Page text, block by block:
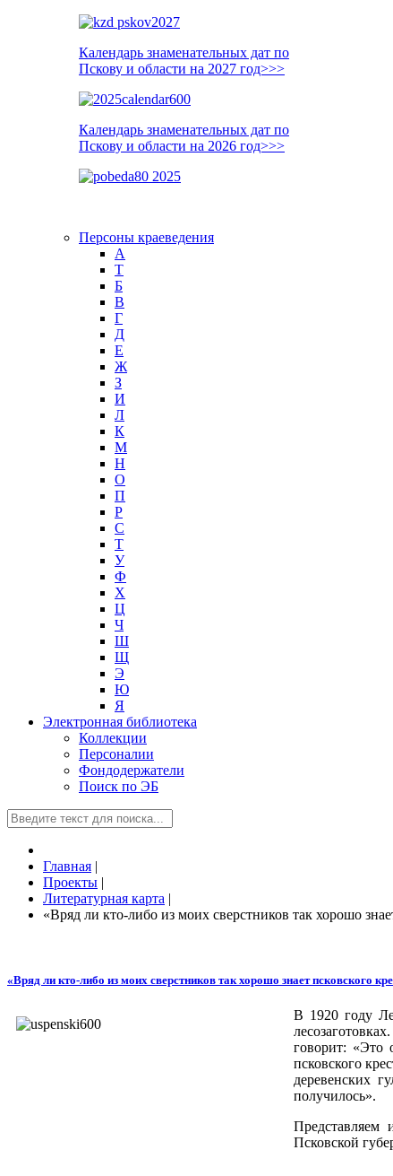
Календарь знаменательных дат по
Пскову и области на 2027 год>>>
Календарь знаменательных дат по
Пскову и области на 2026 год>>>
Персоны краеведения
А
T
Б
В
Г
Д
Е
Ж
З
И
Л
К
М
Н
О
П
Р
С
Т
У
Ф
Х
Ц
Ч
Ш
Щ
Э
Ю
Я
Электронная библиотека
Коллекции
Персоналии
Фондодержатели
Поиск по ЭБ
Главная |
Проекты |
Литературная карта |
«Вряд ли кто-либо из моих сверстников так хорошо
«Вряд ли кто-либо из моих сверстников так хорошо знает псковского
В 1920 году
говорит: «Это
псковского
деревенских
получилось».
Представляем
Псковской